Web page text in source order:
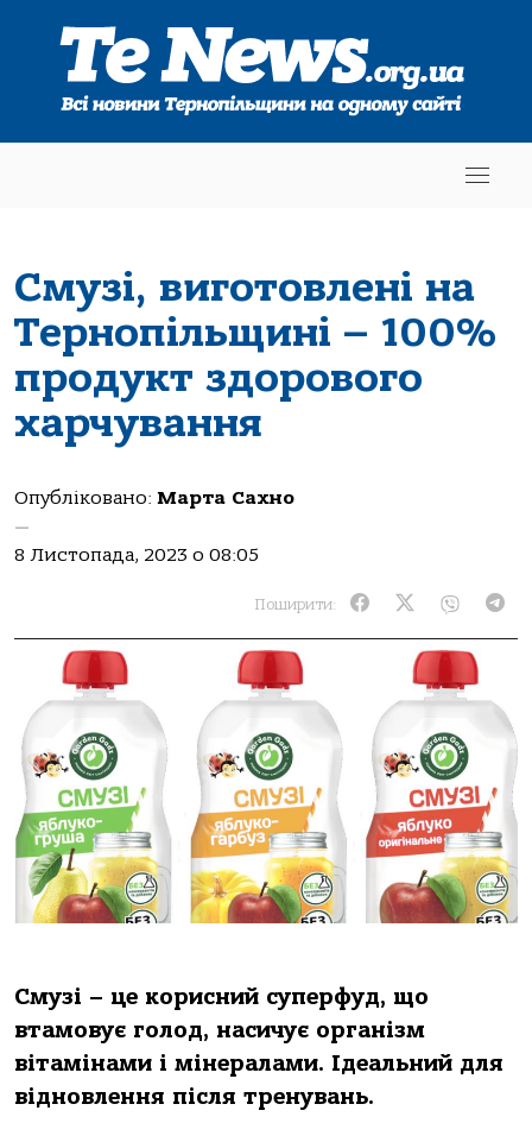
Смузі, виготовлені на
Тернопільщині – 100%
продукт здорового
харчування
Опубліковано: Марта Сахно
—
8 Листопада, 2023 о 08:05
Поширити:
Смузі – це корисний суперфуд, що
втамовує голод, насичує організм
вітамінами і мінералами. Ідеальний для
відновлення після тренувань.